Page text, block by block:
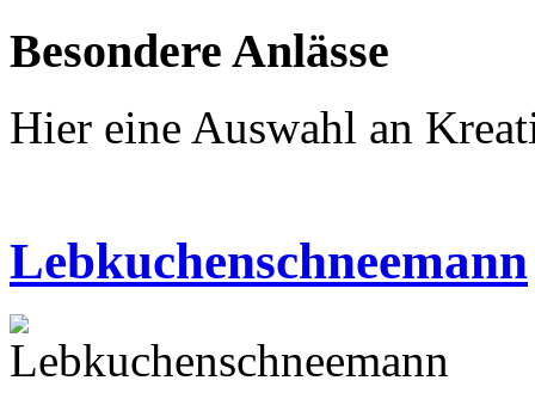
Besondere Anlässe
Hier eine Auswahl an
Lebkuchenschneemann